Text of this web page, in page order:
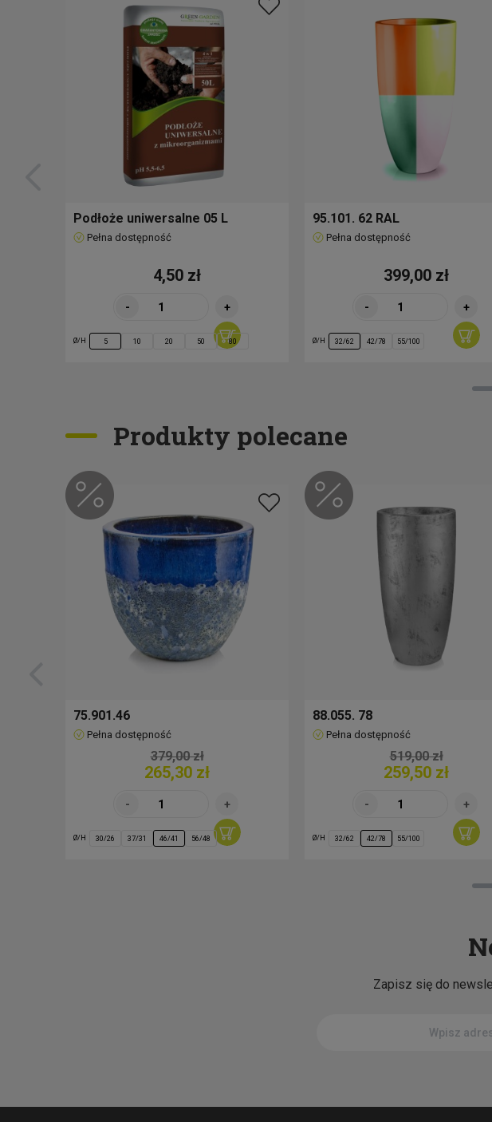
95.118. 80 RAL
Podłoże uniwersalne 05 L
Pełna dostępność
4,50 zł
- +
Ø/H 5 10 20 50 80
95.101. 62 RAL
Pełna dostępność
399,00 zł
- +
Ø/H 32/62 42/78 55/100
Produkty polecane
75.901.46
Pełna dostępność
379,00 zł
265,30 zł
Ø/H 30/26 37/31 46/41 56/48
88.055. 78
Pełna dostępność
519,00 zł
259,50 zł
Ø/H 32/62 42/78 55/100
Zapisz się do